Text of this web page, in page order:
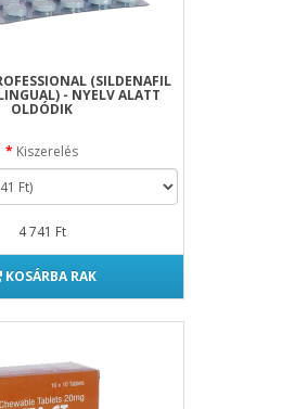
(SILDENAFIL
- NYELV ALATT
OLDÓDIK
Kiszerelés
4 741 Ft
KOSÁRBA RAK